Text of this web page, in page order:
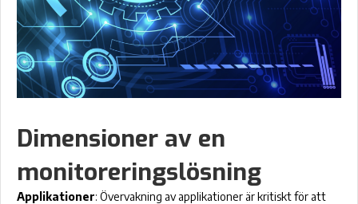
Dimensioner av en
monitoreringslösning
Applikationer: Övervakning av applikationer är kritiskt för att